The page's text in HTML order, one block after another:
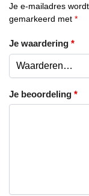
Je e-mailadres
gemarkeerd met *
Je waardering *
Je beoordeling *